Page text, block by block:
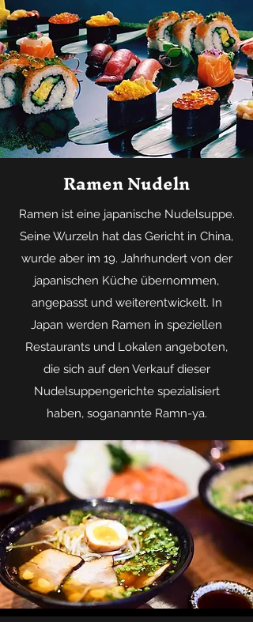
Ramen Nudeln
Ramen ist eine japanische Nudelsuppe.
Seine Wurzeln hat das Gericht in China,
wurde aber im 19. Jahrhundert von der
japanischen Küche übernommen,
angepasst und weiterentwickelt. In
Japan werden Ramen in speziellen
Restaurants und Lokalen angeboten,
die sich auf den Verkauf dieser
Nudelsuppengerichte spezialisiert
haben, soganannte Ramn-ya.